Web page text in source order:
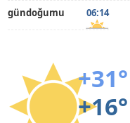
gündoğumu
06:14
+31°
+16°